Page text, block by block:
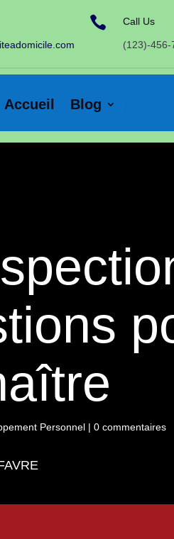
 Call Us
(123)-456-
Accueil Blog
Personnel |0 commentaires